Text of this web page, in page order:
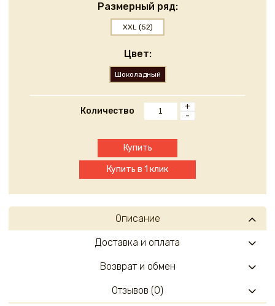
Размерный ряд:
XXL (52)
Цвет:
Шоколадный
Количество
+
-
Купить
Купить в 1 клик
Описание
Доставка и оплата
Возврат и обмен
Отзывов (0)